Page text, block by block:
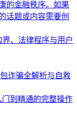
的金融秩序。如果
话题或内容需要创
、法律程序与用户
诈骗全解析与自救
门到精通的完整操作